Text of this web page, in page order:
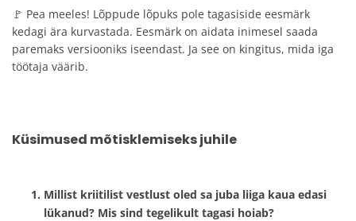
🚩 Pea meeles! Lõppude lõpuks pole tagasiside eesmärk
kedagi ära kurvastada. Eesmärk on aidata inimesel saada
paremaks versiooniks iseendast. Ja see on kingitus, mida iga
töötaja väärib.
Küsimused mõtisklemiseks juhile
Millist kriitilist vestlust oled sa juba liiga kaua edasi
lükanud? Mis sind tegelikult tagasi hoiab?